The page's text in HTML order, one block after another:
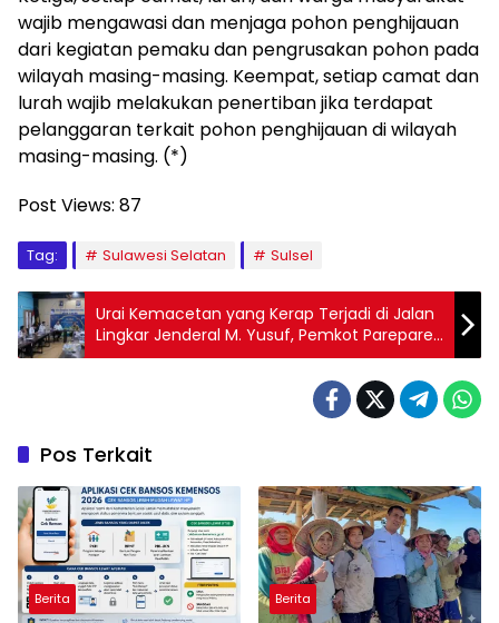
wajib mengawasi dan menjaga pohon penghijauan
dari kegiatan pemaku dan pengrusakan pohon pada
wilayah masing-masing. Keempat, setiap camat dan
lurah wajib melakukan penertiban jika terdapat
pelanggaran terkait pohon penghijauan di wilayah
masing-masing. (*)
Post Views: 87
Tag: Sulawesi Selatan Sulsel
Urai Kemacetan yang Kerap Terjadi di Jalan
Lingkar Jenderal M. Yusuf, Pemkot Parepare
Koordinasi ke Pemprov Sulsel
Pos Terkait
Berita Berita